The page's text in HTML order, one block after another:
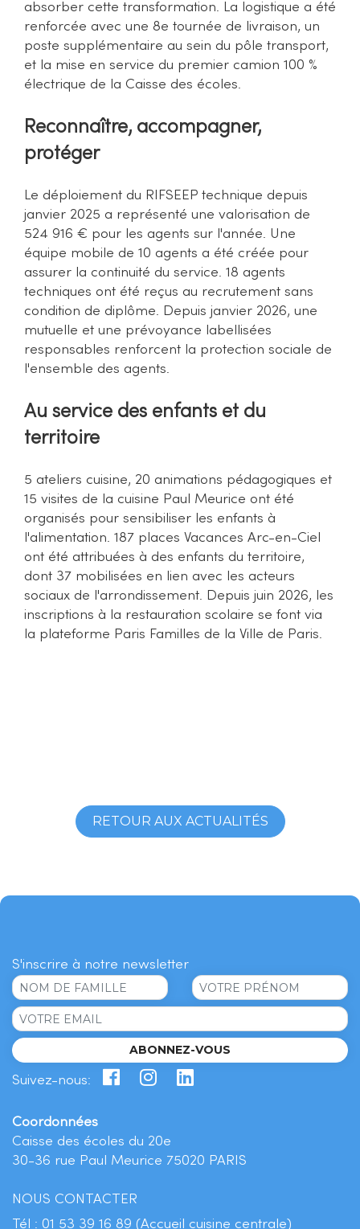
absorber cette transformation. La logistique a été
renforcée avec une 8e tournée de livraison, un
poste supplémentaire au sein du pôle transport,
et la mise en service du premier camion 100 %
électrique de la Caisse des écoles.
Reconnaître, accompagner,
protéger
Le déploiement du RIFSEEP technique depuis
janvier 2025 a représenté une valorisation de
524 916 € pour les agents sur l'année. Une
équipe mobile de 10 agents a été créée pour
assurer la continuité du service. 18 agents
techniques ont été reçus au recrutement sans
condition de diplôme. Depuis janvier 2026, une
mutuelle et une prévoyance labellisées
responsables renforcent la protection sociale de
l'ensemble des agents.
Au service des enfants et du
territoire
5 ateliers cuisine, 20 animations pédagogiques et
15 visites de la cuisine Paul Meurice ont été
organisés pour sensibiliser les enfants à
l'alimentation. 187 places Vacances Arc-en-Ciel
ont été attribuées à des enfants du territoire,
dont 37 mobilisées en lien avec les acteurs
sociaux de l'arrondissement. Depuis juin 2026, les
inscriptions à la restauration scolaire se font via
la plateforme Paris Familles de la Ville de Paris.
RETOUR AUX ACTUALITÉS
S'inscrire à notre newsletter
ABONNEZ-VOUS
Suivez-nous:
Coordonnées
Caisse des écoles du 20e
30-36 rue Paul Meurice 75020 PARIS
NOUS CONTACTER
Tél : 01 53 39 16 89 (Accueil cuisine centrale)